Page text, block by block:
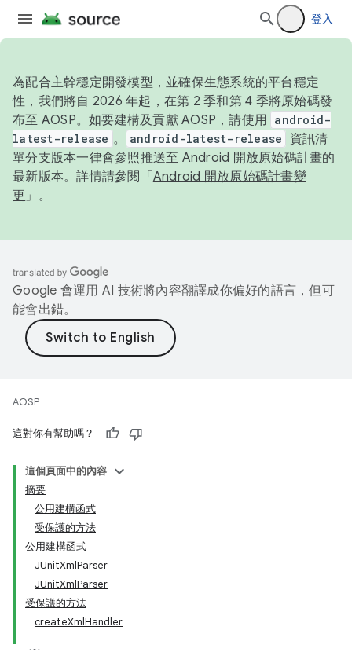
登入
為配合主幹穩定開發模型，並確保生態系統的平台穩定
性，我們將自 2026 年起，在第 2 季和第 4 季將原始碼發
布至 AOSP。如要建構及貢獻 AOSP，請使用 android-
latest-release 。 android-latest-release
資訊清
單分支版本一律會參照推送至 Android 開放原始碼計畫的
最新版本。詳情請參閱「 Android 開放原始碼計畫變
更 」。
Google 會運用 AI 技術將內容翻譯成你偏好的語言，但可
能會出錯。
AOSP
這對你有幫助嗎？
這個頁面中的內容
摘要
公用建構函式
受保護的方法
公用建構函式
JUnitXmlParser
JUnitXmlParser
受保護的方法
createXmlHandler